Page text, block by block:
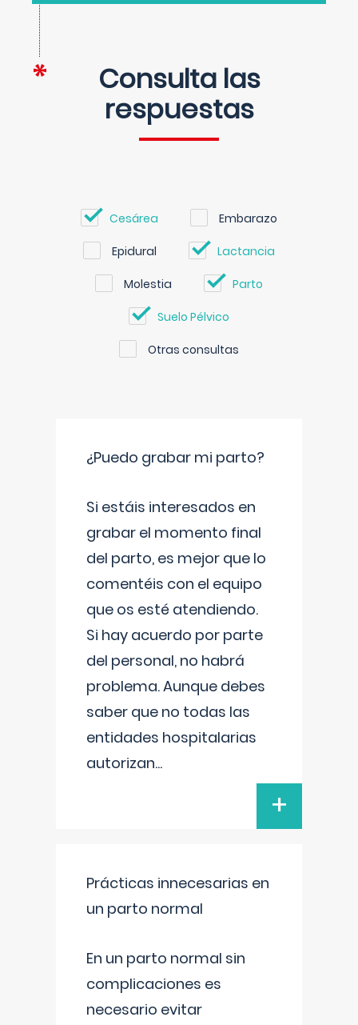
Consulta las
respuestas
Cesárea Embarazo
Epidural Lactancia
Molestia Parto
Suelo Pélvico
Otras consultas
¿Puedo grabar mi parto?
Si estáis interesados en
grabar el momento final
del parto, es mejor que lo
comentéis con el equipo
que os esté atendiendo.
Si hay acuerdo por parte
del personal, no habrá
problema. Aunque debes
saber que no todas las
entidades hospitalarias
autorizan...
+
Prácticas innecesarias en
un parto normal
En un parto normal sin
complicaciones es
necesario evitar